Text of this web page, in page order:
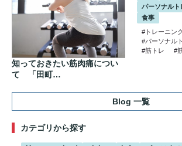
知っておきたい筋肉痛につい
て 「田町…
パーソナルト
食事
#トレーニン
#パーソナル
#筋トレ
#
Blog 一覧
カテゴリから探す